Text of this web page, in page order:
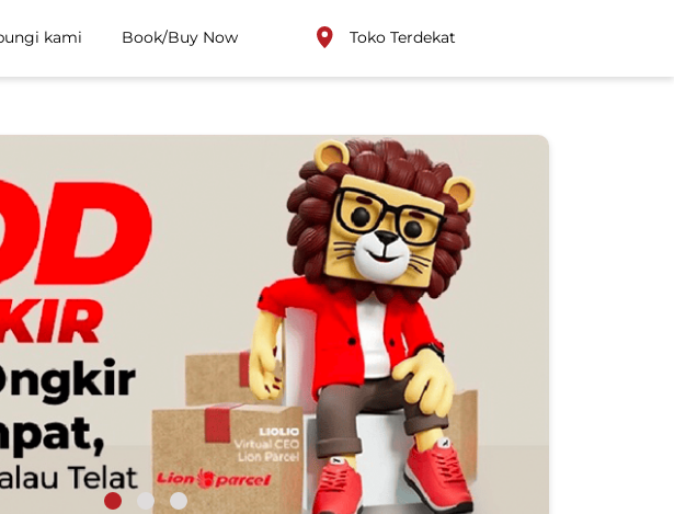
kami Book/Buy Now Toko Terdekat